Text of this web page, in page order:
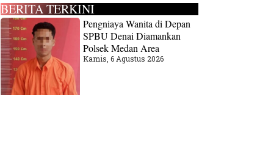
BERITA TERKINI
Pengniaya Wanita di Depan
SPBU Denai Diamankan
Polsek Medan Area
Kamis, 6 Agustus 2026